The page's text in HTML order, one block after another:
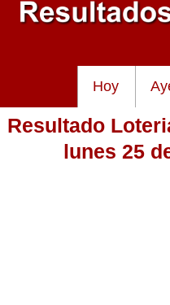
Hoy
Baloto
Resultado
lunes 25